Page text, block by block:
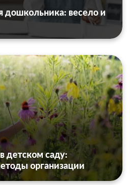
дошкольника: весело и
детском саду:
организации